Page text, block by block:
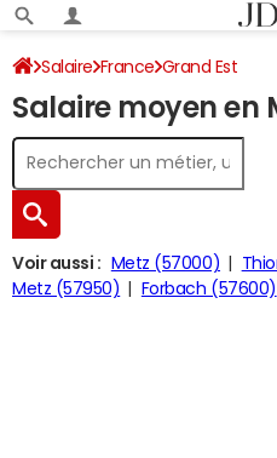
Salaire France Grand Est
Salaire moyen en
Voir aussi : Metz (57000)
Metz (57950)
Forbach (57600)